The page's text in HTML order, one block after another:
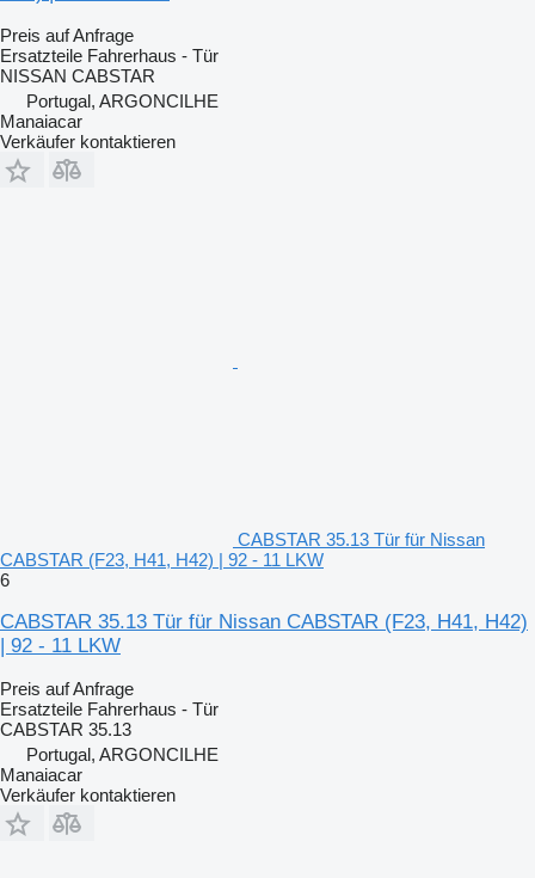
Preis auf Anfrage
Ersatzteile Fahrerhaus - Tür
NISSAN CABSTAR
Portugal, ARGONCILHE
Manaiacar
Verkäufer kontaktieren
CABSTAR 35.13 Tür für Nissan
CABSTAR (F23, H41, H42) | 92 - 11 LKW
6
CABSTAR 35.13 Tür für Nissan CABSTAR (F23, H41, H42)
| 92 - 11 LKW
Preis auf Anfrage
Ersatzteile Fahrerhaus - Tür
CABSTAR 35.13
Portugal, ARGONCILHE
Manaiacar
Verkäufer kontaktieren